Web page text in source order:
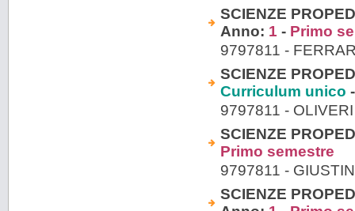
SCIENZE
Anno: 1 - Primo
9797811 -
SCIENZE
Curriculum unico
9797811 -
SCIENZE
Primo semestre
9797811 -
SCIENZE